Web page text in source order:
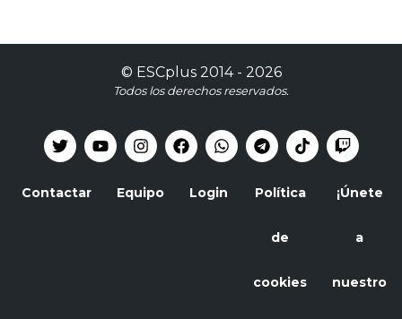
© ESCplus2014 - 2026
Todos los derechos reservados.
Contactar Equipo Login Política
de
cookies
¡Únete
a
nuestro